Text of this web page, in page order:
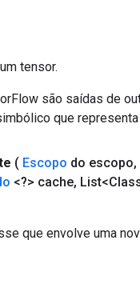
tensor.
são saídas de
que
( Escopo do escopo,
<?> cache,
que envolve uma